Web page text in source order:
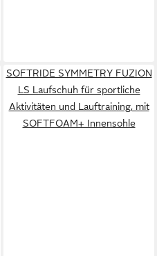
SOFTRIDE SYMMETRY FUZION
LS Laufschuh für sportliche
Aktivitäten und Lauftraining, mit
SOFTFOAM+ Innensohle